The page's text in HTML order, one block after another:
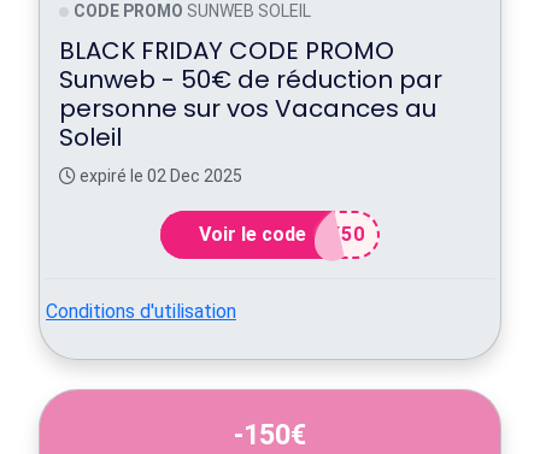
CODE PROMO SUNWEB SOLEIL
BLACK FRIDAY CODE PROMO
Sunweb - 50€ de réduction par
personne sur vos Vacances au
Soleil
expiré le 02 Dec 2025
Voir le code K50
Conditions d'utilisation
-150€